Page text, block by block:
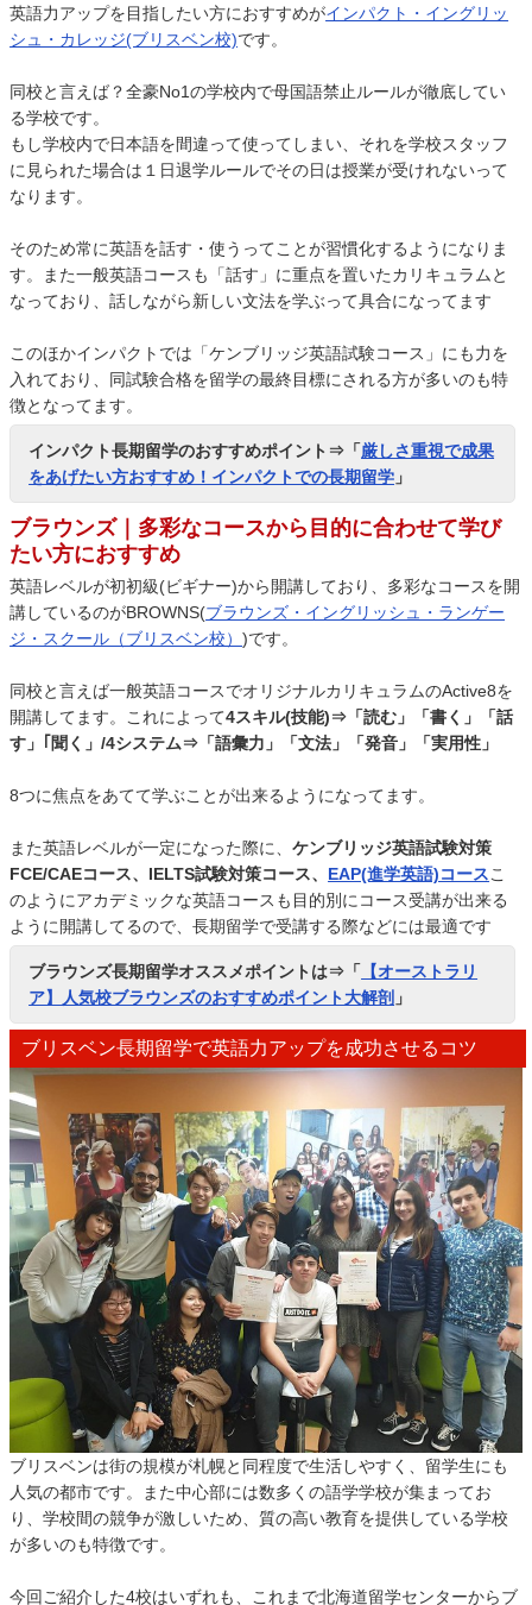
英語力アップを目指したい方におすすめがインパクト・イングリッ
シュ・カレッジ(ブリスベン校)です。
同校と言えば？全豪No1の学校内で母国語禁止ルールが徹底してい
る学校です。
もし学校内で日本語を間違って使ってしまい、それを学校スタッフ
に見られた場合は１日退学ルールでその日は授業が受けれないって
なります。
そのため常に英語を話す・使うってことが習慣化するようになりま
す。また一般英語コースも「話す」に重点を置いたカリキュラムと
なっており、話しながら新しい文法を学ぶって具合になってます
このほかインパクトでは「ケンブリッジ英語試験コース」にも力を
入れており、同試験合格を留学の最終目標にされる方が多いのも特
徴となってます。
インパクト長期留学のおすすめポイント⇒「厳しさ重視で成果
をあげたい方おすすめ！インパクトでの長期留学 」
ブラウンズ｜多彩なコースから目的に合わせて学び
たい方におすすめ
英語レベルが初初級(ビギナー)から開講しており、多彩なコースを開
講しているのがBROWNS(ブラウンズ・イングリッシュ・ランゲー
ジ・スクール（ブリスベン校）)です。
同校と言えば一般英語コースでオリジナルカリキュラムのActive8を
開講してます。これによって4スキル(技能)⇒「読む」「書く」「話
す」｢聞く」/4システム⇒「語彙力」「文法」「発音」「実用性」
8つに焦点をあてて学ぶことが出来るようになってます。
また英語レベルが一定になった際に、ケンブリッジ英語試験対策
FCE/CAEコース、IELTS試験対策コース、 EAP(進学英語)コースこ
のようにアカデミックな英語コースも目的別にコース受講が出来る
ように開講してるので、長期留学で受講する際などには最適です
ブラウンズ長期留学オススメポイントは⇒「 【オーストラリ
ア】人気校ブラウンズのおすすめポイント大解剖 」
ブリスベン長期留学で英語力アップを成功させるコツ
ブリスベンは街の規模が札幌と同程度で生活しやすく、留学生にも
人気の都市です。また中心部には数多くの語学学校が集まってお
り、学校間の競争が激しいため、質の高い教育を提供している学校
が多いのも特徴です。
今回ご紹介した4校はいずれも、これまで北海道留学センターからブ